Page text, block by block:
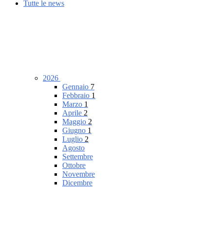
Tutte le news
2026
Gennaio 7
Febbraio 1
Marzo 1
Aprile 2
Maggio 2
Giugno 1
Luglio 2
Agosto
Settembre
Ottobre
Novembre
Dicembre